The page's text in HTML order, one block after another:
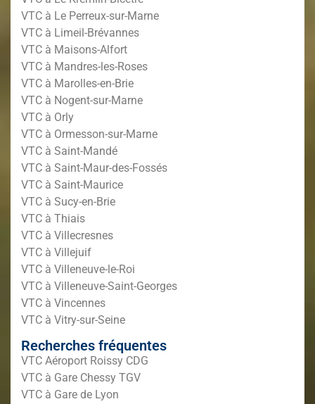
VTC à Le Perreux-sur-Marne
VTC à Limeil-Brévannes
VTC à Maisons-Alfort
VTC à Mandres-les-Roses
VTC à Marolles-en-Brie
VTC à Nogent-sur-Marne
VTC à Orly
VTC à Ormesson-sur-Marne
VTC à Saint-Mandé
VTC à Saint-Maur-des-Fossés
VTC à Saint-Maurice
VTC à Sucy-en-Brie
VTC à Thiais
VTC à Villecresnes
VTC à Villejuif
VTC à Villeneuve-le-Roi
VTC à Villeneuve-Saint-Georges
VTC à Vincennes
VTC à Vitry-sur-Seine
Recherches fréquentes
VTC Aéroport Roissy CDG
VTC à Gare Chessy TGV
VTC à Gare de Lyon